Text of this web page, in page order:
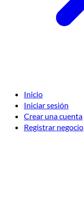
Inicio
Iniciar sesión
Crear una cuenta
Registrar negocio